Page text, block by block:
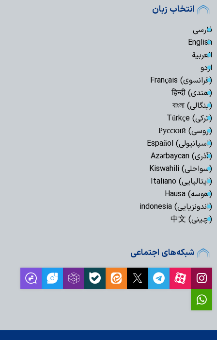
انتخاب زبان
فارسی
English
العربیة
اردو
(فرانسوی) Français
(هندی) हिन्दी
(بنگالی) বাংলা
(ترکی) Türkçe
(روسی) Русский
(اسپانیولی) Español
(آذری) Azərbaycan
(سواحلی) Kiswahili
(ایتالیایی) Italiano
(هوسه) Hausa
(اندونزیایی) indonesia
(چینی) 中文
شبکه‌های اجتماعی